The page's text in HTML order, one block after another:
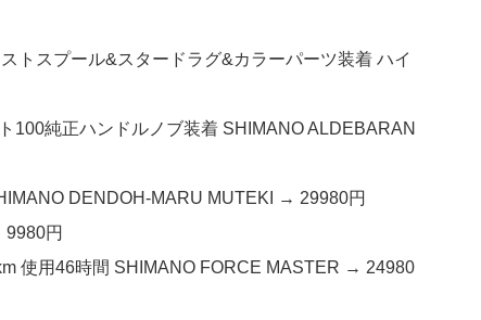
トスプール&スタードラグ&カラーパーツ装着 ハイ
100純正ハンドルノブ装着 SHIMANO ALDEBARAN
DENDOH-MARU MUTEKI → 29980円
円
使用46時間 SHIMANO FORCE MASTER → 24980